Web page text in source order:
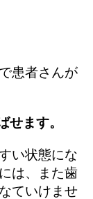
患者さんが
ます。
い状態にな
は、また歯
ていけませ